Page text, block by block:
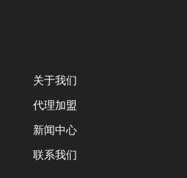
关于我们
代理加盟
新闻中心
联系我们